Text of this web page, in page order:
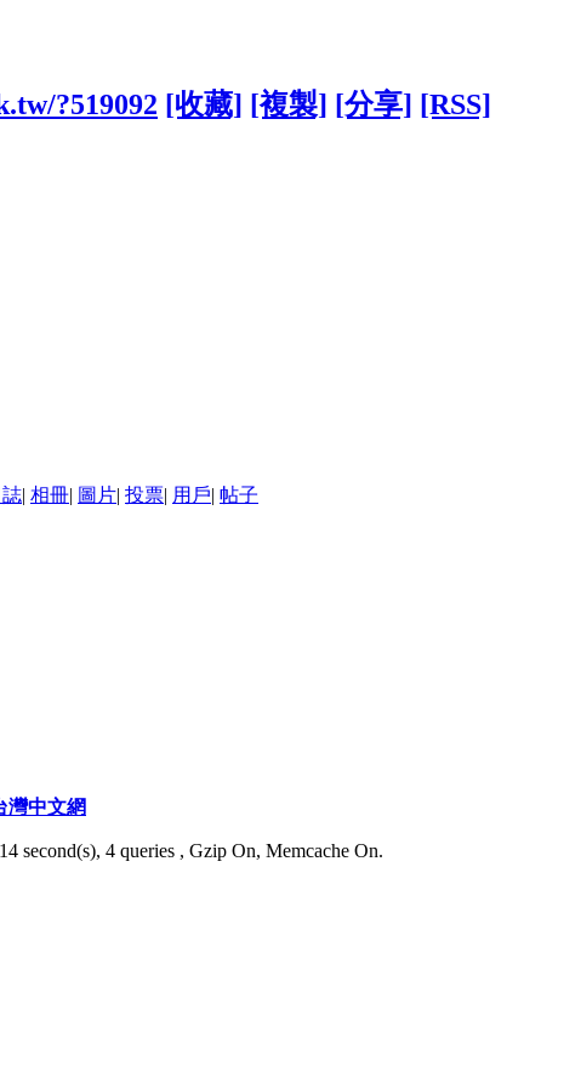
?519092 [收藏] [複製] [分享] [RSS]
誌| 相冊| 圖片| 投票| 用戶| 帖子
灣中文網
second(s), 4 queries , Gzip On, Memcache On.